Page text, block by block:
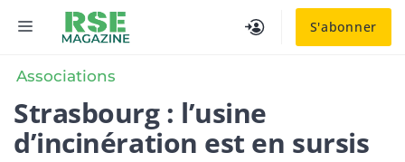
S'abonner
MENU
Associations
Strasbourg : l’usine
d’incinération est en sursis